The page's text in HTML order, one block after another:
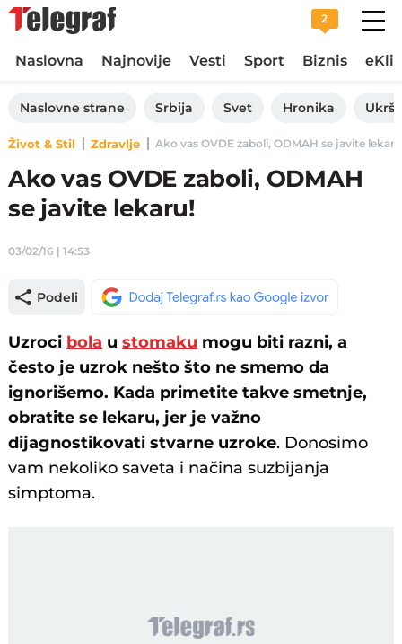
2
Naslovna Najnovije Vesti Sport Biznis
Naslovne strane Srbija Svet Hronika
Život & Stil Zdravlje Ako vas OVDE zaboli, ODMAH se javite
Ako vas OVDE zaboli, ODMAH
se javite lekaru!
03/02/16 | 14:53
Podeli
Uzroci bola ustomaku mogu biti razni, a
često je uzrok nešto što ne smemo da
ignorišemo. Kada primetite takve smetnje,
obratite se lekaru, jer je važno
dijagnostikovati stvarne uzroke. Donosimo
vam nekoliko saveta i načina suzbijanja
simptoma.